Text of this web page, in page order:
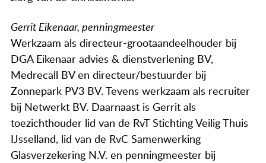
Gerrit Eikenaar, penningmeester
Werkzaam als directeur-grootaandeelhouder bij
DGA Eikenaar advies & dienstverlening BV,
Medrecall BV en directeur/bestuurder bij
Zonnepark PV3 BV. Tevens werkzaam als recruiter
bij Netwerkt BV. Daarnaast is Gerrit als
toezichthouder lid van de RvT Stichting Veilig Thuis
IJsselland, lid van de RvC Samenwerking
Glasverzekering N.V. en penningmeester bij